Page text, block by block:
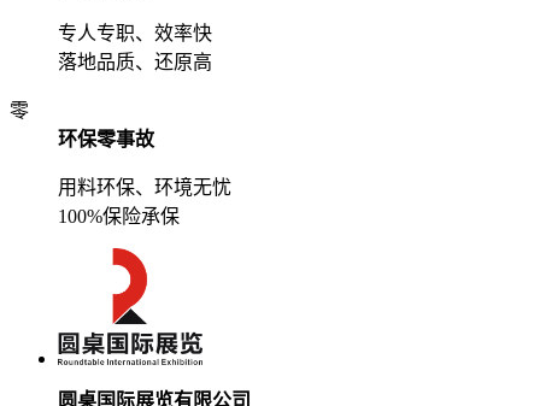
专人专职、效率快
落地品质、还原高
零
环保零事故
用料环保、环境无忧
100%保险承保
圆桌国际展览有限公司